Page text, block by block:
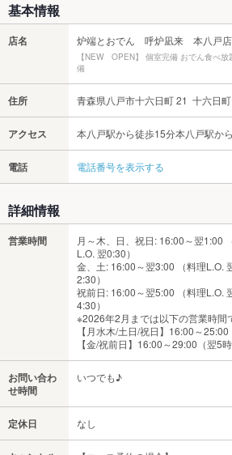
基本情報
店名 炉端とおでん 呼炉凪来 本八戸店
【NEW OPEN】 個室完備 おでん食べ
備
住所 青森県八戸市十六日町 21 十六日
アクセス 本八戸駅から徒歩15分本八戸駅か
電話 電話番号を表示する
詳細情報
営業時間
月～木、日、祝日: 16:00～翌1:00
L.O. 翌0:30）
金、土: 16:00～翌3:00 （料理L.O.
2:30）
祝前日: 16:00～翌5:00 （料理L.O.
4:30）
※2026年2月までは以下の営業時間
【月水木/土日/祝日】16:00～25:00
【金/祝前日】16:00～29:00（翌5時
お問い合わ
せ時間
いつでも♪
定休日 なし